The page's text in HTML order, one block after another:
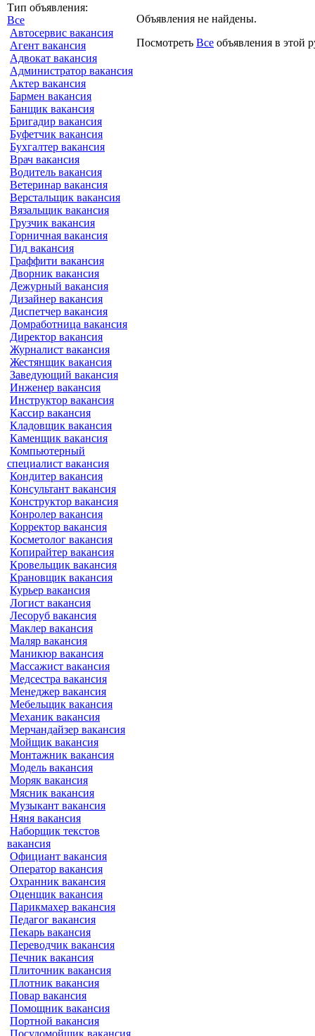
Тип объявления:
Все
Автосервис вакансия
Агент вакансия
Адвокат вакансия
Администратор вакансия
Актер вакансия
Бармен вакансия
Банщик вакансия
Бригадир вакансия
Буфетчик вакансия
Бухгалтер вакансия
Врач вакансия
Водитель вакансия
Ветеринар вакансия
Верстальщик вакансия
Вязальщик вакансия
Грузчик вакансия
Горничная вакансия
Гид вакансия
Граффити вакансия
Дворник вакансия
Дежурный вакансия
Дизайнер вакансия
Диспетчер вакансия
Домработница вакансия
Директор вакансия
Журналист вакансия
Жестянщик вакансия
Заведующий вакансия
Инженер вакансия
Инструктор вакансия
Кассир вакансия
Кладовщик вакансия
Каменщик вакансия
Компьютерный
специалист вакансия
Кондитер вакансия
Консультант вакансия
Конструктор вакансия
Конролер вакансия
Корректор вакансия
Косметолог вакансия
Копирайтер вакансия
Кровельщик вакансия
Крановщик вакансия
Курьер вакансия
Логист вакансия
Лесоруб вакансия
Маклер вакансия
Маляр вакансия
Маникюр вакансия
Массажист вакансия
Медсестра вакансия
Менеджер вакансия
Мебельщик вакансия
Механик вакансия
Мерчандайзер вакансия
Мойщик вакансия
Монтажник вакансия
Модель вакансия
Моряк вакансия
Мясник вакансия
Музыкант вакансия
Няня вакансия
Наборщик текстов
вакансия
Официант вакансия
Оператор вакансия
Охранник вакансия
Оценщик вакансия
Парикмахер вакансия
Педагог вакансия
Пекарь вакансия
Переводчик вакансия
Печник вакансия
Плиточник вакансия
Плотник вакансия
Повар вакансия
Помощник вакансия
Портной вакансия
Посудомойщик вакансия
Объявления не найдены.
Посмотреть Все объявления в этой